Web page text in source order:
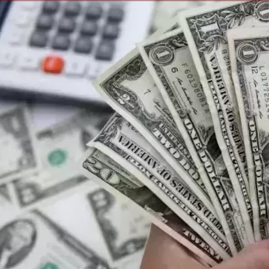
إلهام شرشر تكتب: دي مبقتش كورة..
دي سياسة
الكاتبة إلهام شرشر تهنئ الرئيس
السيسي بعيد ميلاده وتُشيد بجهوده
في بناء الدولة